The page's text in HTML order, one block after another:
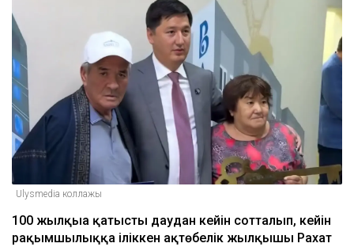
Ulysmedia коллажы
100 жылқыға қатысты даудан кейін сотталып, кейін
рақымшылыққа іліккен ақтөбелік жылқышы Рахат